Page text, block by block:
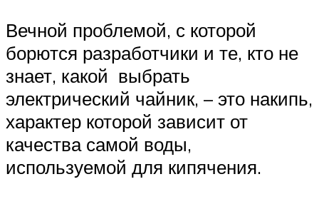
Вечной проблемой, с которой
борются разработчики и те, кто не
знает, какой выбрать
электрический чайник, – это накипь,
характер которой зависит от
качества самой воды,
используемой для кипячения.